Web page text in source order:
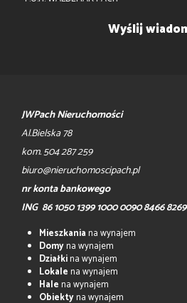
JWPach Nieruchomości
Al.Bielska 78
kom. 504 287 259
biuro@nieruchomoscipach.pl
nr konta bankowego
ING 86 1050 1399 1000 0090 8466 8269
Mieszkania na wynajem
Domyna wynajem
Działkina wynajem
Lokale na wynajem
Hale na wynajem
Obiektyna wynajem